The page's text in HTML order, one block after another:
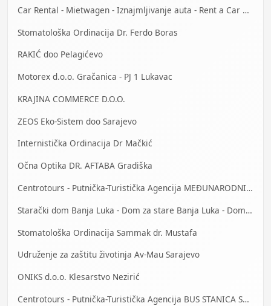
Car Rental - Mietwagen - Iznajmljivanje auta - Rent a Car Mostar
Stomatološka Ordinacija Dr. Ferdo Boras
RAKIĆ doo Pelagićevo
Motorex d.o.o. Gračanica - PJ 1 Lukavac
KRAJINA COMMERCE D.O.O.
ZEOS Eko-Sistem doo Sarajevo
Internistička Ordinacija Dr Mačkić
Očna Optika DR. AFTABA Gradiška
Centrotours - Putnička-Turistička Agencija MEĐUNARODNI AERODROM Sarajevo
Starački dom Banja Luka - Dom za stare Banja Luka - Dom za stara lica Banjaluka
Stomatološka Ordinacija Sammak dr. Mustafa
Udruženje za zaštitu životinja Av-Mau Sarajevo
ONIKS d.o.o. Klesarstvo Nezirić
Centrotours - Putnička-Turistička Agencija BUS STANICA Sarajevo